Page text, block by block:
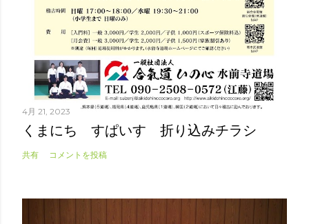
4月 21, 2023
くまにち すぱいす 折り込みチラシ
共有 コメントを投稿